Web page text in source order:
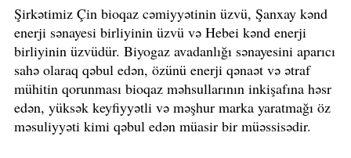
Şirkətimiz Çin bioqaz cəmiyyətinin üzvü, Şanxay kənd
enerji sənayesi birliyinin üzvü və Hebei kənd enerji
birliyinin üzvüdür. Biyogaz avadanlığı sənayesini aparıcı
sahə olaraq qəbul edən, özünü enerji qənaət və ətraf
mühitin qorunması bioqaz məhsullarının inkişafına həsr
edən, yüksək keyfiyyətli və məşhur marka yaratmağı öz
məsuliyyəti kimi qəbul edən müasir bir müəssisədir.